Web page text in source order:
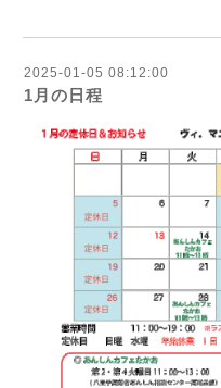
2025-01-05 08:12:00
1月の日程